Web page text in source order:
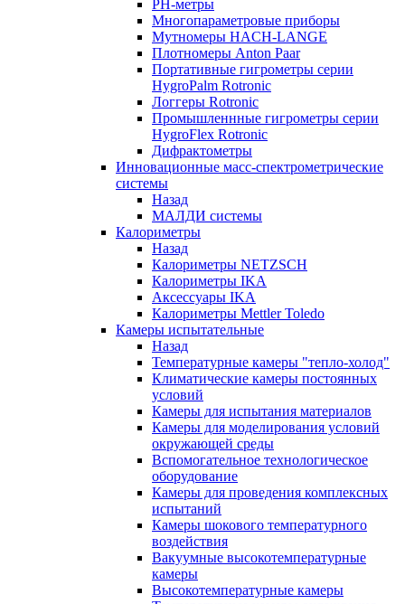
РH-метры
Многопараметровые приборы
Мутномеры HACH-LANGE
Плотномеры Anton Paar
Портативные гигрометры серии
HygroPalm Rotronic
Логгеры Rotronic
Промышленнные гигрометры серии
HygroFlex Rotronic
Дифрактометры
Инновационные масс-спектрометрические
системы
Назад
МАЛДИ системы
Калориметры
Назад
Калориметры NETZSCH
Калориметры IKA
Аксессуары IKA
Калориметры Mettler Toledo
Камеры испытательные
Назад
Температурные камеры "тепло-холод"
Климатические камеры постоянных
условий
Камеры для испытания материалов
Камеры для моделирования условий
окружающей среды
Вспомогательное технологическое
оборудование
Камеры для проведения комплексных
испытаний
Камеры шокового температурного
воздействия
Вакуумные высокотемпературные
камеры
Высокотемпературные камеры